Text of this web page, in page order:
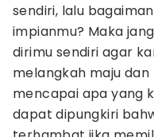
sendiri, lalu
impianmu? Maka
dirimu sendiri agar
melangkah maju
mencapai apa yang
dapat dipungkiri